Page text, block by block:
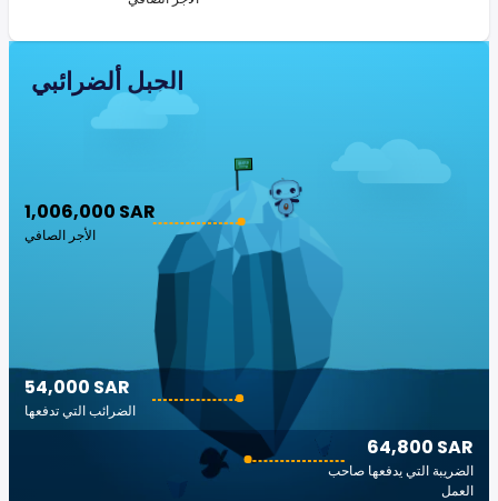
الجبل ألضرائبي
1,006,000 SAR
الأجر الصافي
64,800 SAR
الضريبة التي يدفعها صاحب
العمل
54,000 SAR
الضرائب التي تدفعها